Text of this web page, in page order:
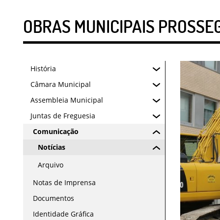
OBRAS MUNICIPAIS
História
Câmara Municipal
Assembleia Municipal
Juntas de Freguesia
Comunicação
Notícias
Arquivo
Notas de Imprensa
Documentos
Identidade Gráfica